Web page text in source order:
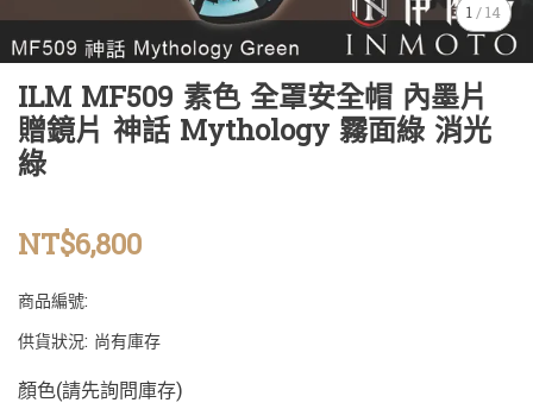
1/14
ILM MF509 素色 全罩安全帽 內墨片
贈鏡片 神話 Mythology 霧面綠 消光
綠
NT$6,800
商品編號:
供貨狀況: 尚有庫存
顏色(請先詢問庫存)